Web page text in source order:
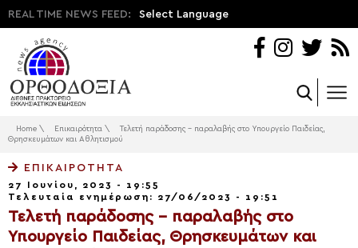
REAL TIME NEWS FEED: Select Language
Home \ Επικαιρότητα \
Τελετή παράδοσης – παραλαβής στο Υπουργείο Παιδείας,
Θρησκευμάτων και Αθλητισμού
ΕΠΙΚΑΙΡΌΤΗΤΑ
27 Ιουνίου, 2023 - 19:55
Τελευταία ενημέρωση: 27/06/2023 - 19:51
Τελετή παράδοσης – παραλαβής στο
Υπουργείο Παιδείας, Θρησκευμάτων και